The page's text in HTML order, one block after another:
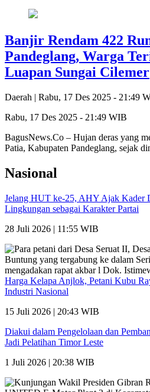
Banjir Rendam 422
Pandeglang, Warga
Luapan Sungai Cilemer
Daerah | Rabu, 17 Des 2025 - 21:49
Rabu, 17 Des 2025 - 21:49 WIB
BagusNews.Co – Hujan deras yang
Patia, Kabupaten Pandeglang, sejak
Nasional
Jelang HUT ke-25, AHY Ajak Kader
Lingkungan sebagai Karakter Partai
28 Juli 2026 | 11:55 WIB
Harga Kelapa Anjlok, Petani Kubu
Industri Nasional
15 Juli 2026 | 20:43 WIB
Diakui dalam Pengelolaan dan
Jadi Pelatihan Timor Leste
1 Juli 2026 | 20:38 WIB